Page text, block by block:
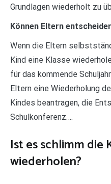
Grundlagen wiederholt zu
Können Eltern
Wenn die Eltern
Kind eine Klasse
für das kommende
Eltern eine Wiederholung
Kindes beantragen, die
Schulkonferenz….
Ist es schlimm die
wiederholen?